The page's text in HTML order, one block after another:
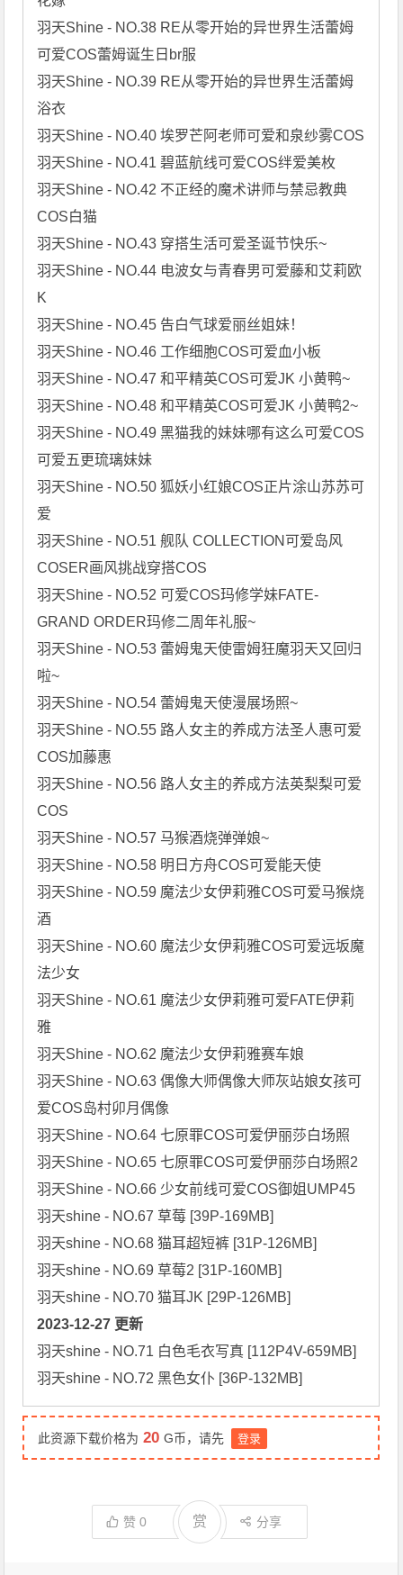
羽天Shine - NO.38 RE从零开始的异世界生活蕾姆
可爱COS蕾姆诞生日br服
羽天Shine - NO.39 RE从零开始的异世界生活蕾姆
浴衣
羽天Shine - NO.40 埃罗芒阿老师可爱和泉纱雾COS
羽天Shine - NO.41 碧蓝航线可爱COS绊爱美枚
羽天Shine - NO.42 不正经的魔术讲师与禁忌教典
COS白猫
羽天Shine - NO.43 穿搭生活可爱圣诞节快乐~
羽天Shine - NO.44 电波女与青春男可爱藤和艾莉欧
K
羽天Shine - NO.45 告白气球爱丽丝姐妹！
羽天Shine - NO.46 工作细胞COS可爱血小板
羽天Shine - NO.47 和平精英COS可爱JK 小黄鸭~
羽天Shine - NO.48 和平精英COS可爱JK 小黄鸭2~
羽天Shine - NO.49 黑猫我的妹妹哪有这么可爱COS
可爱五更琉璃妹妹
羽天Shine - NO.50 狐妖小红娘COS正片涂山苏苏可
爱
羽天Shine - NO.51 舰队 COLLECTION可爱岛风
COSER画风挑战穿搭COS
羽天Shine - NO.52 可爱COS玛修学妹FATE-
GRAND ORDER玛修二周年礼服~
羽天Shine - NO.53 蕾姆鬼天使雷姆狂魔羽天又回归
啦~
羽天Shine - NO.54 蕾姆鬼天使漫展场照~
羽天Shine - NO.55 路人女主的养成方法圣人惠可爱
COS加藤惠
羽天Shine - NO.56 路人女主的养成方法英梨梨可爱
COS
羽天Shine - NO.57 马猴酒烧弹弹娘~
羽天Shine - NO.58 明日方舟COS可爱能天使
羽天Shine - NO.59 魔法少女伊莉雅COS可爱马猴烧
酒
羽天Shine - NO.60 魔法少女伊莉雅COS可爱远坂魔
法少女
羽天Shine - NO.61 魔法少女伊莉雅可爱FATE伊莉
雅
羽天Shine - NO.62 魔法少女伊莉雅赛车娘
羽天Shine - NO.63 偶像大师偶像大师灰站娘女孩可
爱COS岛村卯月偶像
羽天Shine - NO.64 七原罪COS可爱伊丽莎白场照
羽天Shine - NO.65 七原罪COS可爱伊丽莎白场照2
羽天Shine - NO.66 少女前线可爱COS御姐UMP45
羽天shine - NO.67 草莓 [39P-169MB]
羽天shine - NO.68 猫耳超短裤 [31P-126MB]
羽天shine - NO.69 草莓2 [31P-160MB]
2023-12-27 更新
羽天shine - NO.71 白色毛衣写真 [112P4V-659MB]
羽天shine - NO.72 黑色女仆 [36P-132MB]
此资源下载价格为 20 G币，请先 登录
赞0 赏 分享